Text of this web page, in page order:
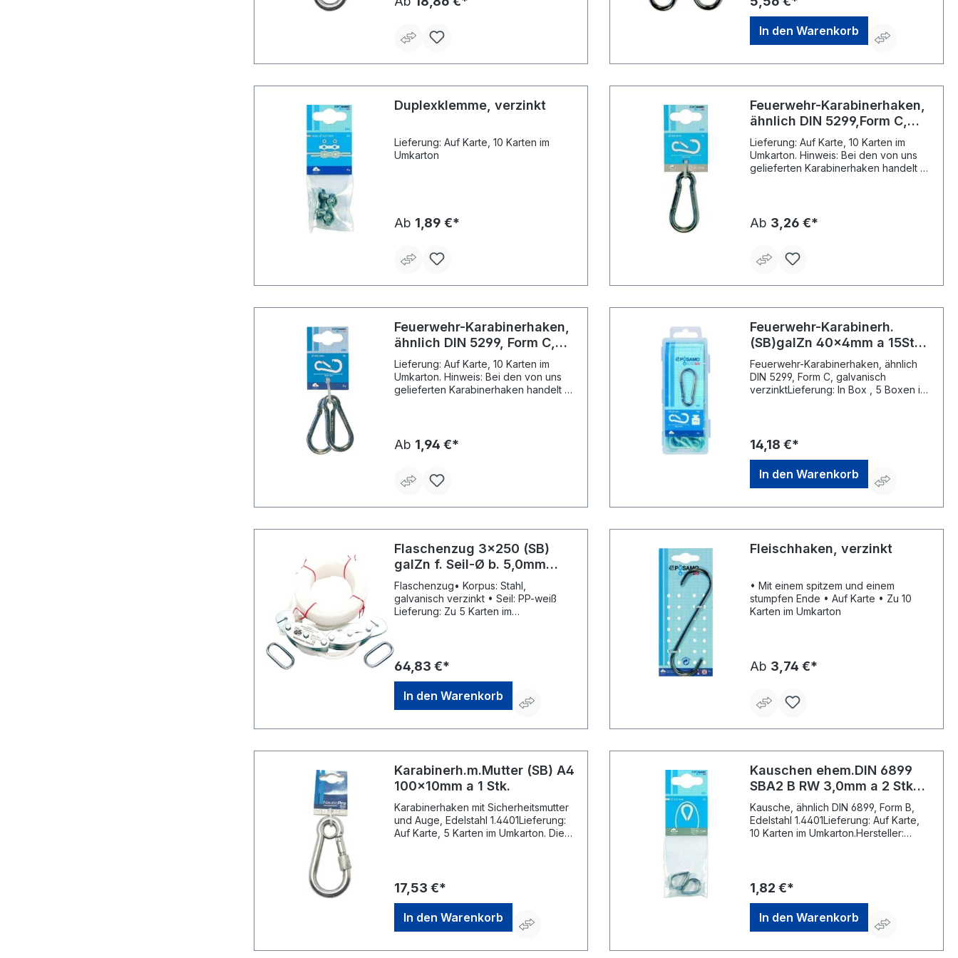
741 erfüllen diese Anforderungen
von lösbaren Seilverbindungen für
untergeordnete Zwecke verwendet
für den Handel hieraus ergeben.
In den Warenkorb
Duplexklemme, verzinkt
Lieferung: Auf Karte, 10 Karten im
Umkarton
Ab 1,89 €*
Feuerwehr-Karabinerhaken,
ähnlich DIN 5299,Form C,
Edelstahl 1.4301
Lieferung: Auf Karte, 10 Karten im
Umkarton. Hinweis: Bei den von uns
gelieferten Karabinerhaken handelt es
Karabinerhaken zur Verwendung an
Verbindungsmitteln für
Tragfähigkeit errechnet sich aus 1/8
Karabinerhaken dürfen nicht zum
Ab 3,26 €*
Feuerwehr-Karabinerhaken,
ähnlich DIN 5299, Form C,
galvanisch verzinkt
Lieferung: Auf Karte, 10 Karten im
Umkarton. Hinweis: Bei den von uns
gelieferten Karabinerhaken handelt es
Karabinerhaken zur Verwendung an
Verbindungsmitteln für
Tragfähigkeit errechnet sich aus 1/8
Karabinerhaken dürfen nicht zum
Ab 1,94 €*
Feuerwehr-Karabinerh.
(SB)galZn 40x4mm a 15Stk
Box PÖSAMO
Feuerwehr-Karabinerhaken, ähnlich
DIN 5299, Form C, galvanisch
verzinktLieferung: In Box , 5 Boxen im
Karabinerhaken (ähnl. DIN 5299).
Diese Norm gilt nicht für
Karabinerhaken zur Verwendung an
Verbindungsmitteln für
Sicherheitsgeschirre! Die maximale
Tragfähigkeit errechnet sich aus 1/8
Karabinerhaken dürfen nicht zum
Heben von Lasten verwendet
werden!Hersteller: Monheimer Ketten-
44, 40789 Monheim, DE,
+49217339760, info@poesamo.de
14,18 €*
In den Warenkorb
Flaschenzug 3x250 (SB)
galZn f. Seil-Ø b. 5,0mm
PÖSAMO
Flaschenzug• Korpus: Stahl,
galvanisch verzinkt • Seil: PP-weiß
Lieferung: Zu 5 Karten im
+49217339760, info@poesamo.de
64,83 €*
In den Warenkorb
Fleischhaken, verzinkt
• Mit einem spitzem und einem
stumpfen Ende • Auf Karte • Zu 10
Karten im Umkarton
Ab 3,74 €*
Karabinerh.m.Mutter (SB) A4
100x10mm a 1 Stk.
Karabinerhaken mit Sicherheitsmutter
und Auge, Edelstahl 1.4401Lieferung:
Auf Karte, 5 Karten im Umkarton. Die
Heben von Lasten verwendet
werden!Hersteller: Monheimer Ketten-
u. Metallwarenindustrie, Frohnstraße
44, 40789 Monheim, DE,
+49217339760, info@poesamo.de
17,53 €*
In den Warenkorb
Kauschen ehem.DIN 6899
SBA2 B RW 3,0mm a 2 Stk
PÖSAMO
Kausche, ähnlich DIN 6899, Form B,
Edelstahl 1.4401Lieferung: Auf Karte,
10 Karten im Umkarton.Hersteller:
info@poesamo.de
1,82 €*
In den Warenkorb